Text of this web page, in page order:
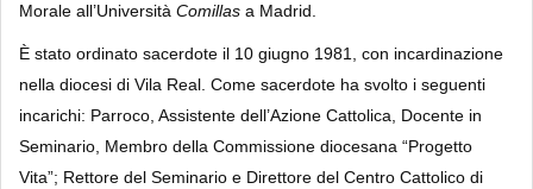
Morale all’Università Comillas a Madrid.
È stato ordinato sacerdote il 10 giugno 1981, con incardinazione
nella diocesi di Vila Real. Come sacerdote ha svolto i seguenti
incarichi: Parroco, Assistente dell’Azione Cattolica, Docente in
Seminario, Membro della Commissione diocesana “Progetto
Vita”; Rettore del Seminario e Direttore del Centro Cattolico di